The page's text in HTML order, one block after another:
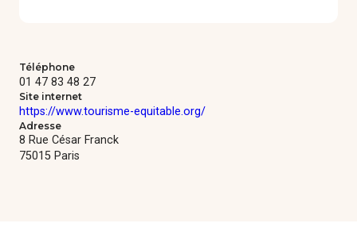
Communautés de pratique
Expérimentations
Téléphone
01 47 83 48 27
Site internet
https://www.tourisme-equitable.org/
Adresse
8 Rue César Franck
75015 Paris